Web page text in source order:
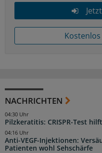
NACHRICHTEN
Pilzkeratitis: CRISPR-Test
04:30 Uhr
Anti-VEGF-Injektionen:
Patienten wohl Sehschärfe
04:16 Uhr